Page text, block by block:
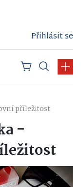
Přihlásit se
příležitost
-